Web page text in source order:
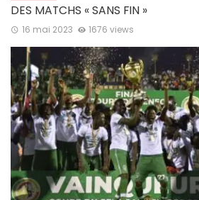
DES MATCHS « SANS FIN »
16 mai 2023 1676 views